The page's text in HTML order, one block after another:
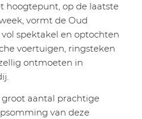
hoogtepunt, op de laatste
vormt de Oud
spektakel en optochten
voertuigen, ringsteken
ontmoeten in
aantal prachtige
van deze